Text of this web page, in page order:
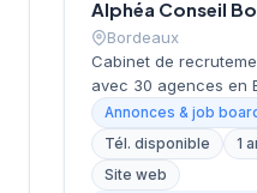
proposer ses
entreprises locales.
Alphéa Conseil
Bordeaux
Cabinet de
avec 30 agences en
3 000 candidats par
de 28 jours. Note
Valeurs : proximité,
et satisfaction client
Annonces & job
Tél. disponible
1
Site web